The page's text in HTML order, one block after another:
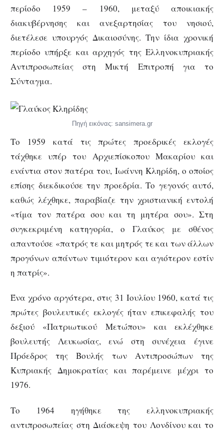
περίοδο 1959 – 1960, μεταξύ αποικιακής
διακυβέρνησης και ανεξαρτησίας του νησιού,
διετέλεσε υπουργός Δικαιοσύνης. Την ίδια χρονική
περίοδο υπήρξε και αρχηγός της Ελληνοκυπριακής
Αντιπροσωπείας στη Μικτή Επιτροπή για το
Σύνταγμα.
Πηγή εικόνας: sansimera.gr
Το 1959 κατά τις πρώτες προεδρικές εκλογές
τάχθηκε υπέρ του Αρχιεπίσκοπου Μακαρίου και
ενάντια στον πατέρα του, Ιωάννη Κληρίδη, ο οποίος
επίσης διεκδικούσε την προεδρία. Το γεγονός αυτό,
καθώς λέχθηκε, παραβίαζε την χριστιανική εντολή
«τίμα τον πατέρα σου και τη μητέρα σου». Στη
συγκεκριμένη κατηγορία, ο Γλαύκος με σθένος
απαντούσε «πατρός τε και μητρός τε και των άλλων
προγόνων απάντων τιμιότερον και αγιότερον εστίν
η πατρίς».
Ένα χρόνο αργότερα, στις 31 Ιουλίου 1960, κατά τις
πρώτες βουλευτικές εκλογές ήταν επικεφαλής του
δεξιού «Πατριωτικού Μετώπου» και εκλέχθηκε
βουλευτής Λευκωσίας, ενώ στη συνέχεια έγινε
Πρόεδρος της Βουλής των Αντιπροσώπων της
Κυπριακής Δημοκρατίας και παρέμεινε μέχρι το
1976.
Το 1964 ηγήθηκε της ελληνοκυπριακής
αντιπροσωπείας στη Διάσκεψη του Λονδίνου και το